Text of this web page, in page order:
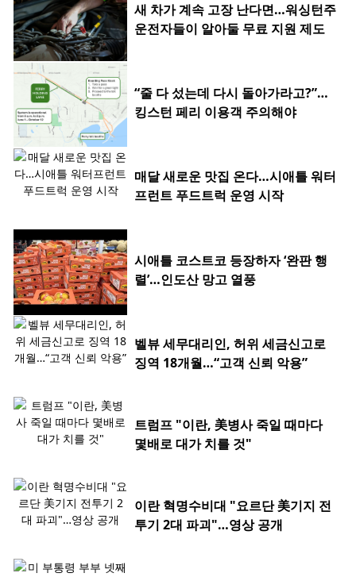
새 차가 계속 고장 난다면…워싱턴주
운전자들이 알아둘 무료 지원 제도
“줄 다 섰는데 다시 돌아가라고?”…
킹스턴 페리 이용객 주의해야
매달 새로운 맛집 온다…시애틀 워터
프런트 푸드트럭 운영 시작
시애틀 코스트코 등장하자 ‘완판 행
렬’…인도산 망고 열풍
벨뷰 세무대리인, 허위 세금신고로
징역 18개월…“고객 신뢰 악용”
트럼프 "이란, 美병사 죽일 때마다
몇배로 대가 치를 것"
이란 혁명수비대 "요르단 美기지 전
투기 2대 파괴"…영상 공개